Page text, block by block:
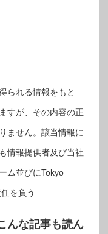
られる情報をもと
すが、その内容の正
ません。該当情報に
情報提供者及び当社
ム並びにTokyo
を負う
んな記事も読ん